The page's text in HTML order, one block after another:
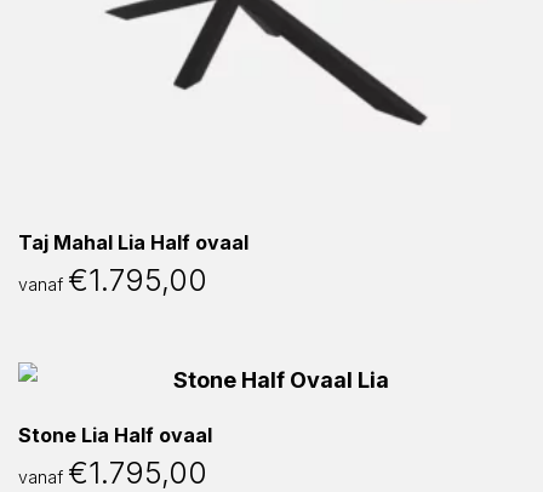
Taj Mahal Lia Half ovaal
vanaf €1.795,00
Stone Lia Half ovaal
vanaf €1.795,00